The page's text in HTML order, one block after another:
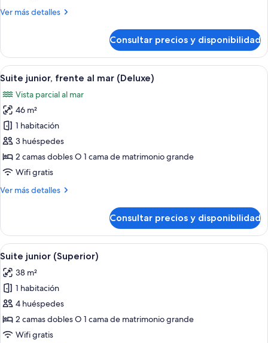
Ver más detalles
Más
junior
(Deluxe)
Consultar precios y disponibilidad
Abrir
todas
las
fotos
de
Suite
junior,
frente
mar
Una cama con dosel, un televisor,
6
Suite junior, frente al mar (Deluxe)
Vista parcial al mar
46 m²
1 habitación
3 huéspedes
2 camas dobles O 1 cama de matrimonio grande
Wifi gratis
Ver más detalles
Más
junior,
frente
al
(Deluxe)
Consultar precios y disponibilidad
Abrir
todas
las
fotos
de
Suite
junior
Una cama con dosel, televisor y una
7
Suite junior (Superior)
38 m²
1 habitación
4 huéspedes
2 camas dobles O 1 cama de matrimonio grande
Wifi gratis